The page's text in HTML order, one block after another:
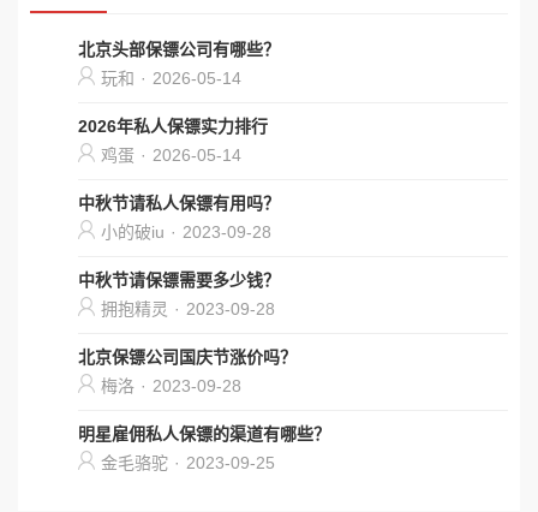
北京头部保镖公司有哪些？
玩和 · 2026-05-14
2026年私人保镖实力排行
鸡蛋 · 2026-05-14
中秋节请私人保镖有用吗？
小的破iu · 2023-09-28
中秋节请保镖需要多少钱？
拥抱精灵 · 2023-09-28
北京保镖公司国庆节涨价吗？
梅洛 · 2023-09-28
明星雇佣私人保镖的渠道有哪些？
金毛骆驼 · 2023-09-25